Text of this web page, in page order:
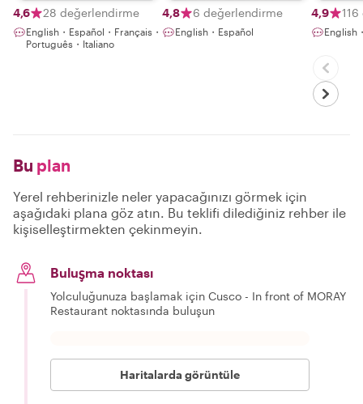
4,6 28 değerlendirme
English・Español・Français・
Português・Italiano
4,8 6 değerlendirme
English・Español
4,9
English
Bu plan
Yerel rehberinizle neler yapacağınızı görmek için
aşağıdaki plana göz atın. Bu teklifi dilediğiniz rehber ile
kişiselleştirmekten çekinmeyin.
Buluşma noktası
Yolculuğunuza başlamak için Cusco - In front of MORAY
Restaurant noktasında buluşun
Haritalarda görüntüle